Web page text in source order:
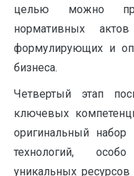
целью можно
нормативных
формулирующих и
бизнеса.
Четвертый этап
ключевых
оригинальный
технологий,
уникальных